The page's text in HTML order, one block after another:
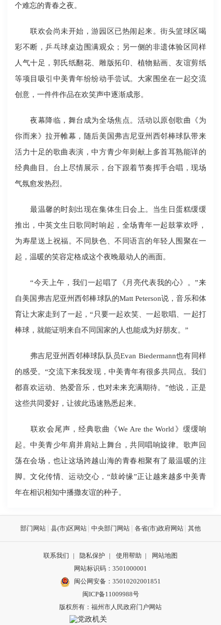
个难忘的青春之夜。
联欢会尚未开始，游园区已热闹起来。街头篮球区喝
彩不断，乒乓球桌边围满观众；另一侧的非遗体验区同样
人气十足，郭氏纸翻花、雕版拓印、植物贴画、友谊剪纸
等项目吸引中美青年纷纷动手尝试。大家围坐在一起交流
创意，一件件作品在欢笑声中逐渐成形。
夜幕降临，舞台成为全场焦点。活动以原创歌曲《为
你而来》拉开帷幕，随后美国弗吉尼亚州西邻棒球队带来
活力十足的歌曲表演，中方青少年则献上多首耳熟能详的
经典曲目。台上尽情展示，台下跟着节奏挥手合唱，现场
气氛愈发热烈。
最温馨的时刻出现在集体生日会上。当生日蛋糕缓缓
推出，中英文生日歌同时响起，全场青年一起鼓掌欢呼，
为寿星送上祝福。不同肤色、不同语言的年轻人围聚在一
起，温暖的笑容定格成这个夜晚最动人的画面。
“今天上午，我们一起唱了《月亮代表我的心》。”来
自美国弗吉尼亚州西邻棒球队的Matt Peterson说，音乐和体
育让大家走到了一起，“只要一起欢笑、一起歌唱、一起打
棒球，就能证明来自不同国家的人也能成为好朋友。”
弗吉尼亚州西邻棒球队队员Evan Biedermann也有同样
的感受。“交流下来我发现，中美青年有很多共同点。我们
都喜欢运动、热爱音乐，也对未来充满期待。”他说，正是
这些共同爱好，让彼此迅速熟悉起来。
联欢会尾声，经典歌曲《We Are the World》缓缓响
起。中美青少年肩并肩站上舞台，共同唱响旋律。歌声回
荡在会场，也让这场跨越山海的青春相聚有了最温暖的注
脚。文化传情、运动交心，“鼓岭缘”正让越来越多中美青
年在相识相知中播撒友谊的种子。
部门网站 县(市)区网站 中央部门网站 各省(市)政府网站 其他
联系我们 | 隐私保护 | 使用帮助 |
网站地图
网站标识码：3501000001
闽公网安备： 35010202001851
闽ICP备11009988号
版权所有：福州市人民政府门户网站